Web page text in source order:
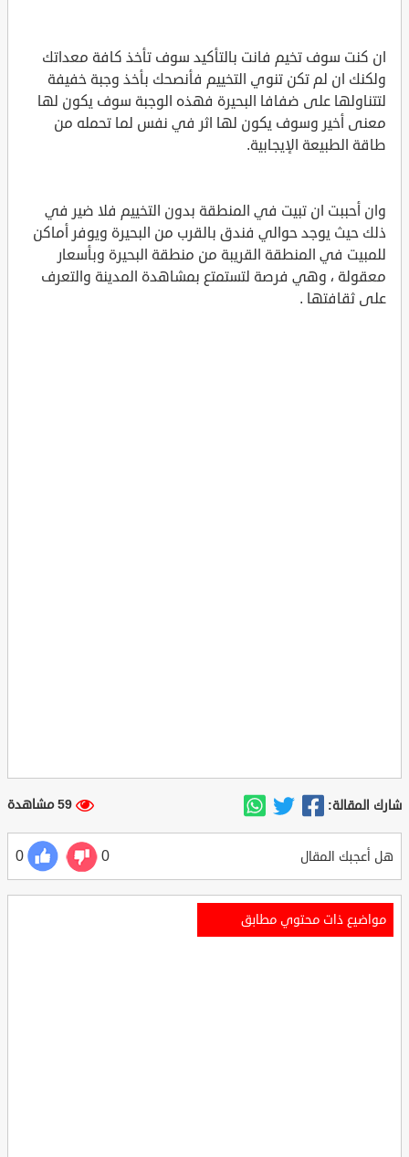
ان كنت سوف تخيم فانت بالتأكيد سوف تأخذ كافة معداتك
ولكنك ان لم تكن تنوي التخييم فأنصحك بأخذ وجبة خفيفة
لتتناولها على ضفافا البحيرة فهذه الوجبة سوف يكون لها
معنى أخير وسوف يكون لها اثر في نفس لما تحمله من
طاقة الطبيعة الإيجابية.
وان أحببت ان تبيت في المنطقة بدون التخييم فلا ضير في
ذلك حيث يوجد حوالي فندق بالقرب من البحيرة ويوفر أماكن
للمبيت في المنطقة القريبة من منطقة البحيرة وبأسعار
معقولة ، وهي فرصة لتستمتع بمشاهدة المدينة والتعرف
على ثقافتها .
شارك المقالة: 59 مشاهدة
هل أعجبك المقال 0
0
مواضيع ذات محتوي مطابق